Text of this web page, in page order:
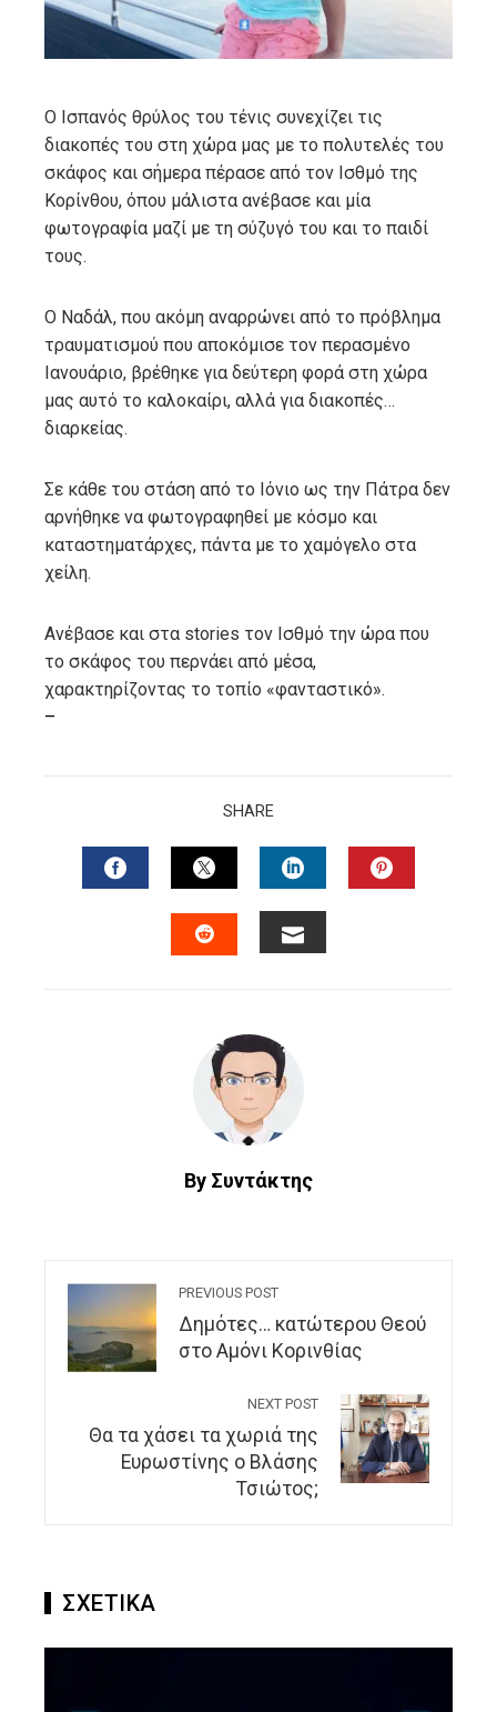
Ο Ισπανός θρύλος του τένις συνεχίζει τις
διακοπές του στη χώρα μας με το πολυτελές του
σκάφος και σήμερα πέρασε από τον Ισθμό της
Κορίνθου, όπου μάλιστα ανέβασε και μία
φωτογραφία μαζί με τη σύζυγό του και το παιδί
τους.
Ο Ναδάλ, που ακόμη αναρρώνει από το πρόβλημα
τραυματισμού που αποκόμισε τον περασμένο
Ιανουάριο, βρέθηκε για δεύτερη φορά στη χώρα
μας αυτό το καλοκαίρι, αλλά για διακοπές…
διαρκείας.
Σε κάθε του στάση από το Ιόνιο ως την Πάτρα δεν
αρνήθηκε να φωτογραφηθεί με κόσμο και
καταστηματάρχες, πάντα με το χαμόγελο στα
χείλη.
Ανέβασε και στα stories τον Ισθμό την ώρα που
το σκάφος του περνάει από μέσα,
χαρακτηρίζοντας το τοπίο «φανταστικό».
–
SHARE
FACEBOOKTWITTERLINKEDIN
By Συντάκτης
PREVIOUS POST
Δημότες… κατώτερου Θεού
στο Αμόνι Κορινθίας
NEXT POST
Θα τα χάσει τα χωριά της
Ευρωστίνης ο Βλάσης
Τσιώτος;
ΣΧΕΤΙΚΑ